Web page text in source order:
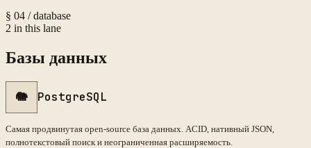
§ 04 /database
2 in this lane
Базы данных
🐘 PostgreSQL
Самая продвинутая open-source база данных. ACID, нативный JSON,
полнотекстовый поиск и неограниченная расширяемость.